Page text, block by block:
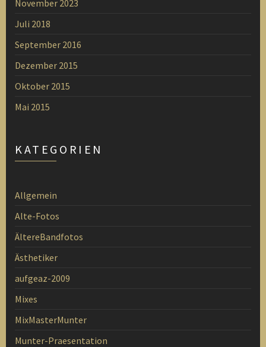
November 2023
Juli 2018
September 2016
Dezember 2015
Oktober 2015
Mai 2015
KATEGORIEN
Allgemein
Alte-Fotos
ÄltereBandfotos
Ästhetiker
aufgeaz-2009
Mixes
MixMasterMunter
Munter-Praesentation